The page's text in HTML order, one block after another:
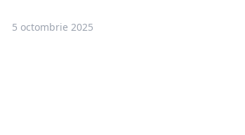
5 octombrie 2025